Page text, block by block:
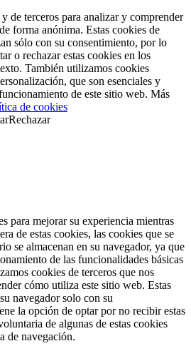
de terceros para analizar y comprender
forma anónima. Estas cookies de
sólo con su consentimiento, por lo
o rechazar estas cookies en los
También utilizamos cookies
que son esenciales y
de este sitio web. Más
de cookies
Rechazar
para mejorar su experiencia mientras
de estas cookies, las cookies que se
se almacenan en su navegador, ya que
de las funcionalidades básicas
cookies de terceros que nos
cómo utiliza este sitio web. Estas
navegador solo con su
la opción de optar por no recibir estas
de algunas de estas cookies
de navegación.